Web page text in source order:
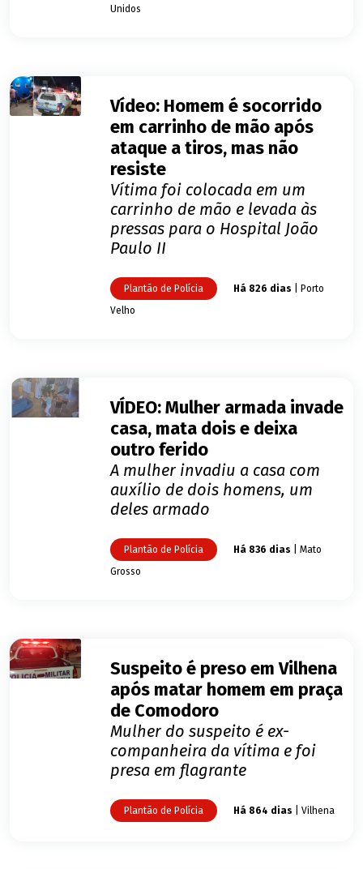
Unidos
Vídeo: Homem é socorrido
em carrinho de mão após
ataque a tiros, mas não
resiste
Vítima foi colocada em um
carrinho de mão e levada às
pressas para o Hospital João
Paulo II
Plantão de Polícia Há 826 dias | Porto
Velho
VÍDEO: Mulher armada invade
casa, mata dois e deixa
outro ferido
A mulher invadiu a casa com
auxílio de dois homens, um
deles armado
Plantão de Polícia Há 836 dias | Mato
Grosso
Suspeito é preso em Vilhena
após matar homem em praça
de Comodoro
Mulher do suspeito é ex-
companheira da vítima e foi
presa em flagrante
Plantão de Polícia Há 864 dias | Vilhena